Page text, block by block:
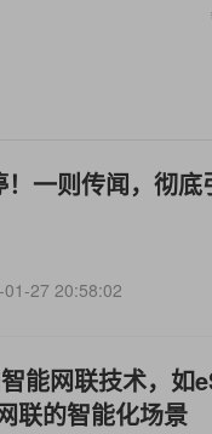
！一则传闻，彻
27 20:58:02
能网联技术，如
联的智能化场景